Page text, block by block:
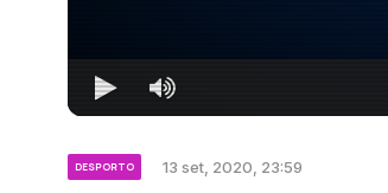
DESPORTO 13 set, 2020, 23:59